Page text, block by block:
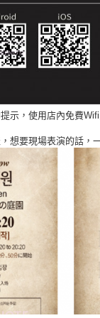
示，使用店內免費
想要現場表演的話，